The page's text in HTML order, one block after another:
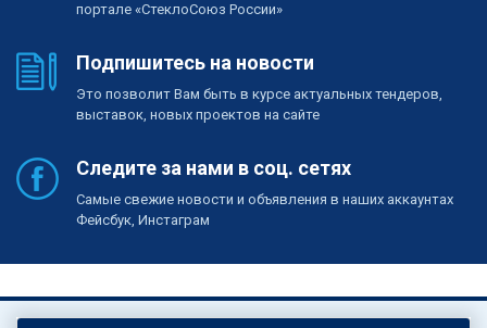
портале «СтеклоСоюз России»
Подпишитесь на новости
Это позволит Вам быть в курсе актуальных тендеров,
выставок, новых проектов на сайте
Следите за нами в соц. сетях
Самые свежие новости и объявления в наших аккаунтах
Фейсбук, Инстаграм